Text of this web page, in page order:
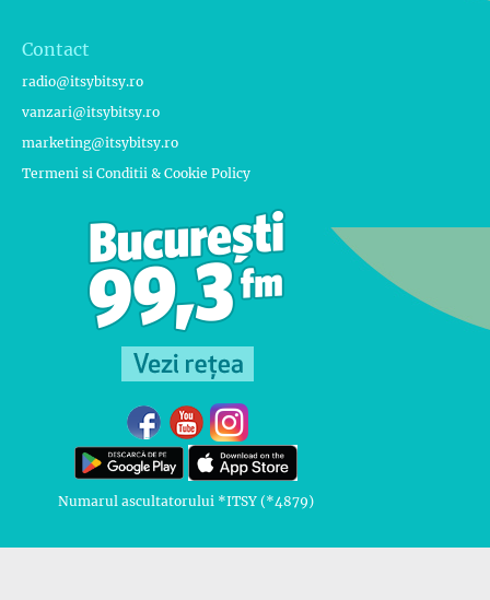
Contact
radio@itsybitsy.ro
vanzari@itsybitsy.ro
marketing@itsybitsy.ro
Termeni si Conditii & Cookie Policy
Numarul ascultatorului *ITSY (*4879)